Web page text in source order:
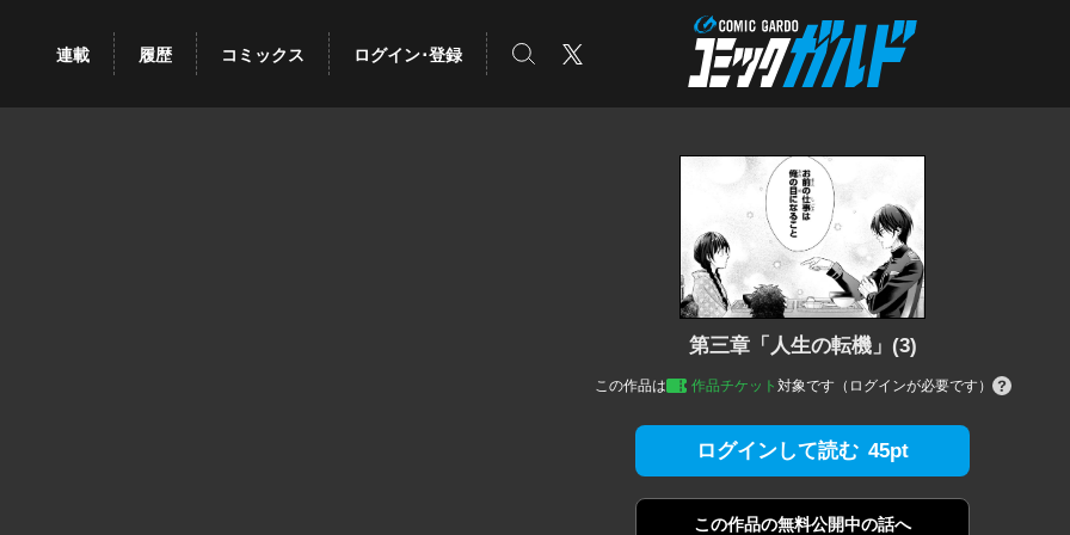
コミックガルド
連載 履歴 コミックス ログイン･登録 検索 X
第三章「人生の転機」(3)
この作品は 作品チケット 対象です（ログインが必要です）
ログインして読む 45pt
この作品の無料公開中の話へ